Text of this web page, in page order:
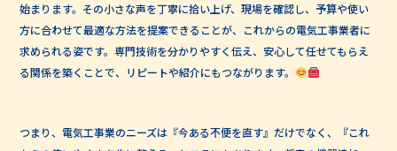
始まります。その小さな声を丁寧に拾い上げ、現場を確認し、予算や使い
方に合わせて最適な方法を提案できることが、これからの電気工事業者に
求められる姿です。専門技術を分かりやすく伝え、安心して任せてもらえ
る関係を築くことで、リピートや紹介にもつながります。
つまり、電気工事業のニーズは『今ある不便を直す』だけでなく、『これ